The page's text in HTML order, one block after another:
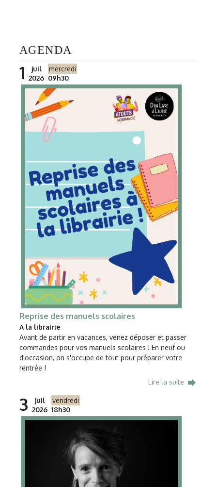
AGENDA
1
juil
2026
mercredi
09h30
Reprise des manuels scolaires
A la librairie
Avant de partir en vacances, venez déposer et passer
commandes pour vos manuels scolaires ! En neuf ou
d'occasion, on s'occupe de tout pour préparer votre
rentrée !
Lire la suite forward
3
juil
2026
vendredi
18h30